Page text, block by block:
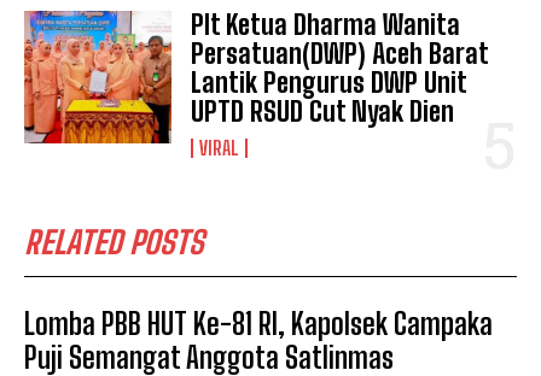
Plt Ketua Dharma Wanita
Persatuan(DWP) Aceh Barat
Lantik Pengurus DWP Unit
UPTD RSUD Cut Nyak Dien
VIRAL
RELATED POSTS
Lomba PBB HUT Ke-81 RI, Kapolsek Campaka
Puji Semangat Anggota Satlinmas